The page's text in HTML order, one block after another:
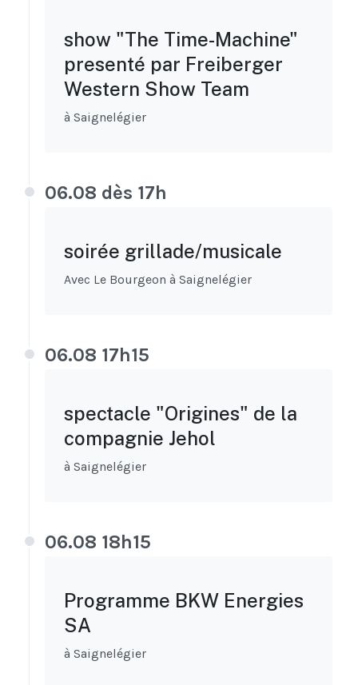
show "The Time-Machine"
presenté par Freiberger
Western Show Team
à Saignelégier
06.08 dès 17h
soirée grillade/musicale
Avec Le Bourgeon à Saignelégier
06.08 17h15
spectacle "Origines" de la
compagnie Jehol
à Saignelégier
06.08 18h15
Programme BKW Energies
SA
à Saignelégier